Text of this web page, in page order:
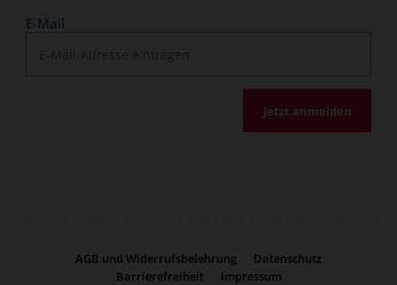
E-Mail
Jetzt anmelden
AGB und Widerrufsbelehrung
Datenschutz
Barrierefreiheit
Impressum